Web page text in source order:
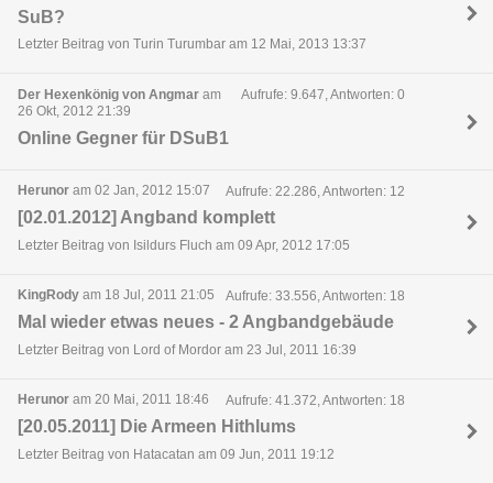
SuB?
Letzter Beitrag von Turin Turumbar am 12 Mai, 2013 13:37
Der Hexenkönig von Angmar am
26 Okt, 2012 21:39
Aufrufe: 9.647, Antworten: 0
Online Gegner für DSuB1
Herunor am 02 Jan, 2012 15:07 Aufrufe: 22.286, Antworten: 12
[02.01.2012] Angband komplett
Letzter Beitrag von Isildurs Fluch am 09 Apr, 2012 17:05
KingRody am 18 Jul, 2011 21:05 Aufrufe: 33.556, Antworten: 18
Mal wieder etwas neues - 2 Angbandgebäude
Letzter Beitrag von Lord of Mordor am 23 Jul, 2011 16:39
Herunor am 20 Mai, 2011 18:46 Aufrufe: 41.372, Antworten: 18
[20.05.2011] Die Armeen Hithlums
Letzter Beitrag von Hatacatan am 09 Jun, 2011 19:12